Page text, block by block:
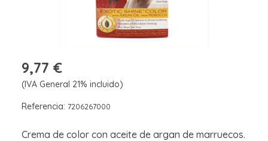
9,77 €
(IVA General 21% incluido)
Referencia: 7206267000
Crema de color con aceite de argan de marruecos.